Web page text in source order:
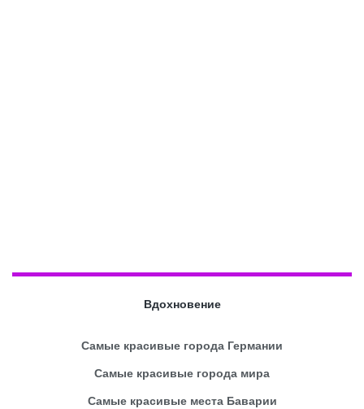
Вдохновение
Самые красивые города Германии
Самые красивые города мира
Самые красивые места Баварии